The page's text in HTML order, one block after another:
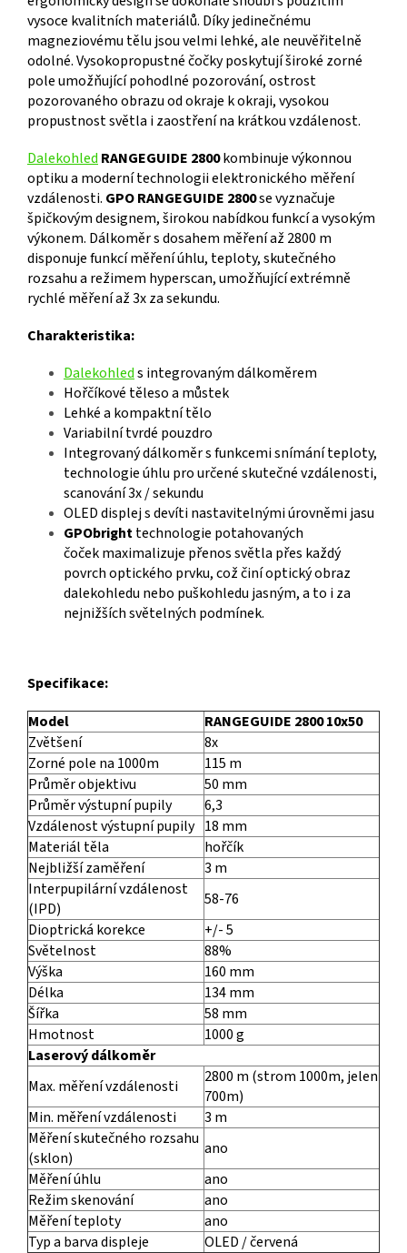
vysoce kvalitních materiálů. Díky jedinečnému
magneziovému tělu jsou velmi lehké, ale neuvěřitelně
odolné. Vysokopropustné čočky poskytují široké zorné
pole umožňující pohodlné pozorování, ostrost
pozorovaného obrazu od okraje k okraji, vysokou
propustnost světla i zaostření na krátkou vzdálenost.
Dalekohled RANGEGUIDE 2800kombinuje výkonnou
optiku a moderní technologii elektronického měření
vzdálenosti. GPO RANGEGUIDE 2800se vyznačuje
špičkovým designem, širokou nabídkou funkcí a vysokým
výkonem. Dálkoměr s dosahem měření až 2800 m
disponuje funkcí měření úhlu, teploty, skutečného
rozsahu a režimem hyperscan, umožňující extrémně
rychlé měření až 3x za sekundu.
Charakteristika:
Dalekohleds integrovaným dálkoměrem
Hořčíkové těleso a můstek
Lehké a kompaktní tělo
Variabilní tvrdé pouzdro
Integrovaný dálkoměr s funkcemi snímání teploty,
technologie úhlu pro určené skutečné vzdálenosti,
scanování 3x / sekundu
OLED displej s devíti nastavitelnými úrovněmi jasu
GPObrighttechnologie potahovaných
čoček maximalizuje přenos světla přes každý
povrch optického prvku, což činí optický obraz
dalekohledu nebo puškohledu jasným, a to i za
nejnižších světelných podmínek.
Specifikace:
Model
RANGEGUIDE 2800 10x50
Zvětšení
8x
Zorné pole na 1000m
115 m
Průměr objektivu
50 mm
Průměr výstupní pupily
6,3
Vzdálenost výstupní pupily 18 mm
Materiál těla
hořčík
Nejbližší zaměření
3 m
Interpupilární vzdálenost
(IPD)
58-76
Dioptrická korekce
+/- 5
Světelnost
88%
Výška
160 mm
Délka
134 mm
Šířka
58 mm
Hmotnost
1000 g
Laserový dálkoměr
Max. měření vzdálenosti
2800 m (strom 1000m, jelen
700m)
Min. měření vzdálenosti
3 m
Měření skutečného rozsahu
(sklon)
ano
Měření úhlu
ano
Režim skenování
ano
Měření teploty
ano
Typ a barva displeje
OLED / červená